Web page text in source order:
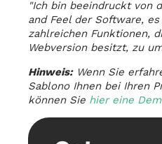
"Ich bin beeindruckt von
and Feel der Software,
zahlreichen Funktionen,
Webversion besitzt, zu
Hinweis:Wenn Sie
Sablono Ihnen bei Ihren
können Sie hier eine